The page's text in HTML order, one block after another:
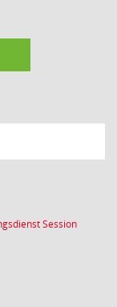
Session(Wird in